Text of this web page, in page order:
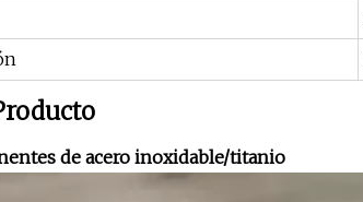
de acero inoxidable/titanio